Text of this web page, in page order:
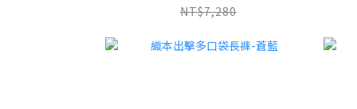
NT$7,280